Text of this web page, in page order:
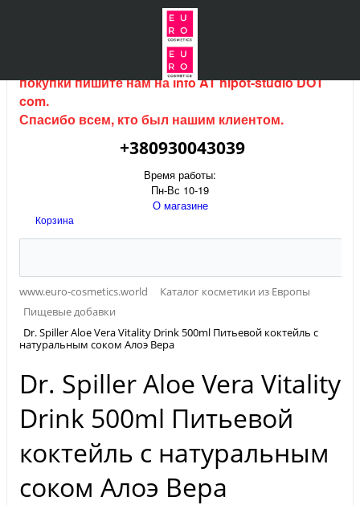
Интернет магазин (данный сайт) продается, для
покупки пишите нам наinfo AT hipot-studio DOT
com.
Спасибо всем, кто был нашим клиентом.
+380930043039
Время работы:
Пн-Вс 10-19
О магазине
Корзина
www.euro-cosmetics.world
Каталог косметики из Европы
Пищевые добавки
Dr. Spiller Aloe Vera Vitality Drink 500ml Питьевой коктейль с
натуральным соком Алоэ Вера
Dr. Spiller Aloe Vera Vitality
Drink 500ml Питьевой
коктейль с натуральным
соком Алоэ Вера